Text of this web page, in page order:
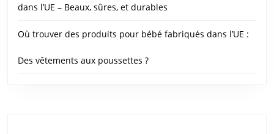
dans l’UE – Beaux, sûres, et durables
Où trouver des produits pour bébé fabriqués dans l’UE :
Des vêtements aux poussettes ?